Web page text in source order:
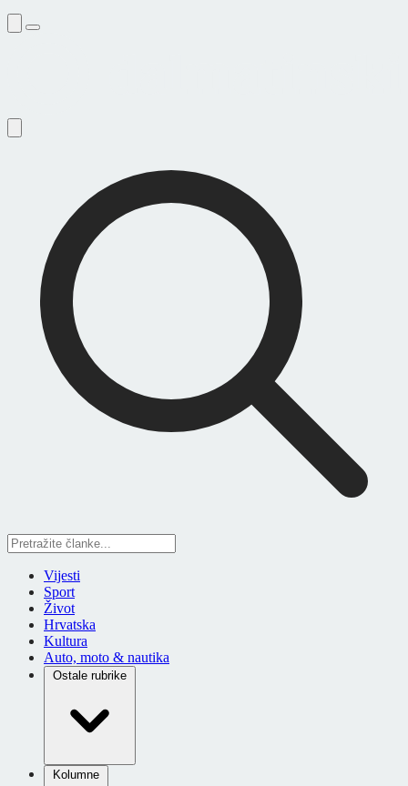
Vijesti
Sport
Život
Hrvatska
Kultura
Auto, moto & nautika
Ostale rubrike
Kolumne